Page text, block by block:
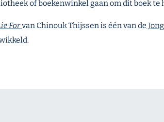
of boekenwinkel gaan om dit boek te
Forvan Chinouk Thijssen is één van de